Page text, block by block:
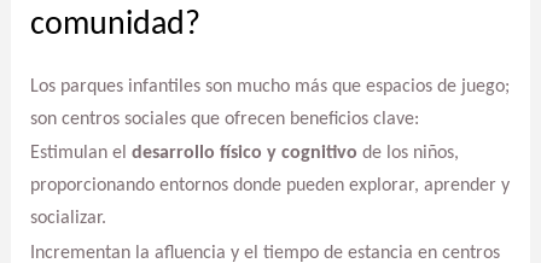
comunidad?
Los parques infantiles son mucho más que espacios de juego;
son centros sociales que ofrecen beneficios clave:
Estimulan el desarrollo físico y cognitivo de los niños,
proporcionando entornos donde pueden explorar, aprender y
socializar.
Incrementan la afluencia y el tiempo de estancia en centros